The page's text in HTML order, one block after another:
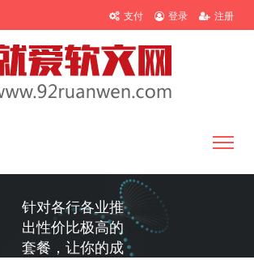
支付 登录 注册
针对各行各业推
出性价比极高的
套餐，让你的成